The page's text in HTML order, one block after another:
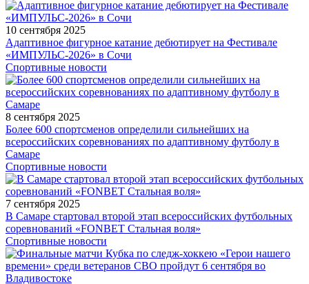
10 сентября 2025
Адаптивное фигурное катание дебютирует на Фестивале
«ИМПУЛЬС-2026» в Сочи
Спортивные новости
8 сентября 2025
Более 600 спортсменов определили сильнейших на
всероссийских соревнованиях по адаптивному футболу в
Самаре
Спортивные новости
7 сентября 2025
В Самаре стартовал второй этап всероссийских футбольных
соревнований «FONBET Стальная воля»
Спортивные новости